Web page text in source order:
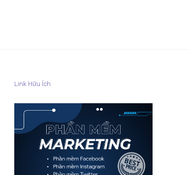
Link Hữu Ích